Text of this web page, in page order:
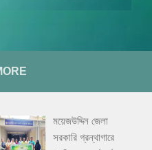
ময়েজউদ্দিন জেলা
সরকারি গ্রন্থাগারে